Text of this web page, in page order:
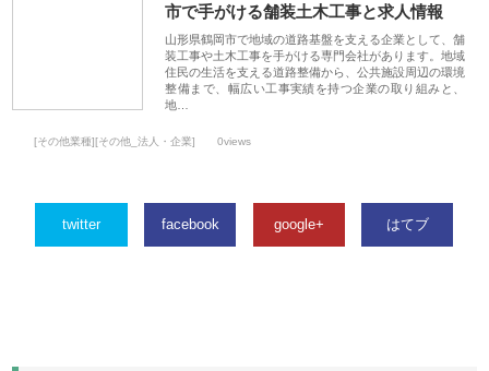
市で手がける舗装土木工事と求人情報
山形県鶴岡市で地域の道路基盤を支える企業として、舗
装工事や土木工事を手がける専門会社があります。地域
住民の生活を支える道路整備から、公共施設周辺の環境
整備まで、幅広い工事実績を持つ企業の取り組みと、
地…
[その他業種][その他_法人・企業] 0views
twitter facebook google+ はてブ